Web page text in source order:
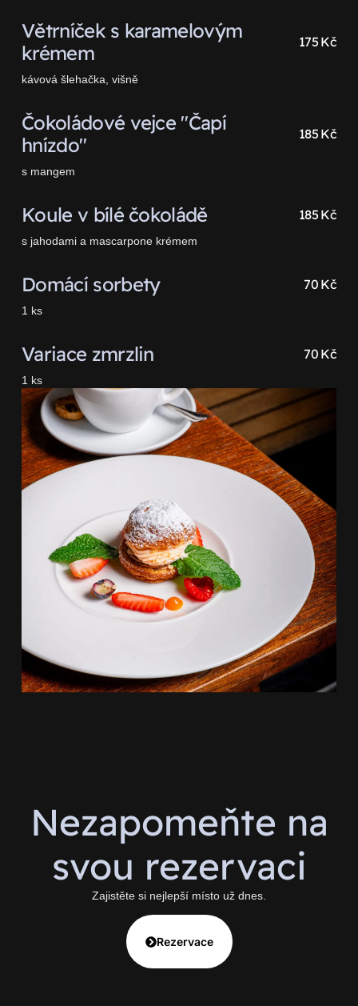
Větrníček s karamelovým
krémem
175 Kč
kávová šlehačka, višně
Čokoládové vejce "Čapí
hnízdo"
185 Kč
s mangem
Koule v bílé čokoládě 185 Kč
s jahodami a mascarpone krémem
Domácí sorbety 70 Kč
1 ks
Variace zmrzlin 70 Kč
1 ks
Nezapomeňte na
svou rezervaci
Zajistěte si nejlepší místo už dnes.
Rezervace